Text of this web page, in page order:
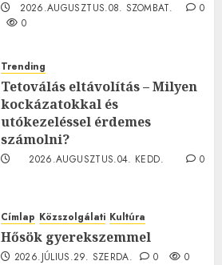
2026.AUGUSZTUS.08. SZOMBAT.
0
0
Trending
Tetoválás eltávolítás – Milyen
kockázatokkal és
utókezeléssel érdemes
számolni?
2026.AUGUSZTUS.04. KEDD.
0
Címlap Közszolgálati Kultúra
Hősök gyerekszemmel
2026.JÚLIUS.29. SZERDA. 0 0